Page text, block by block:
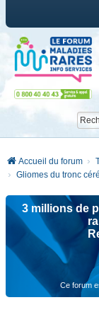
Accueil du forum
Gliomes du tronc
3 millions de
Ce forum